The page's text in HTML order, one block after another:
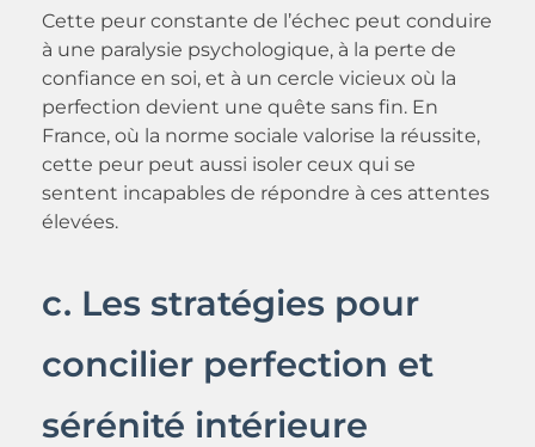
Cette peur constante de l’échec peut conduire
à une paralysie psychologique, à la perte de
confiance en soi, et à un cercle vicieux où la
perfection devient une quête sans fin. En
France, où la norme sociale valorise la réussite,
cette peur peut aussi isoler ceux qui se
sentent incapables de répondre à ces attentes
élevées.
c. Les stratégies pour
concilier perfection et
sérénité intérieure